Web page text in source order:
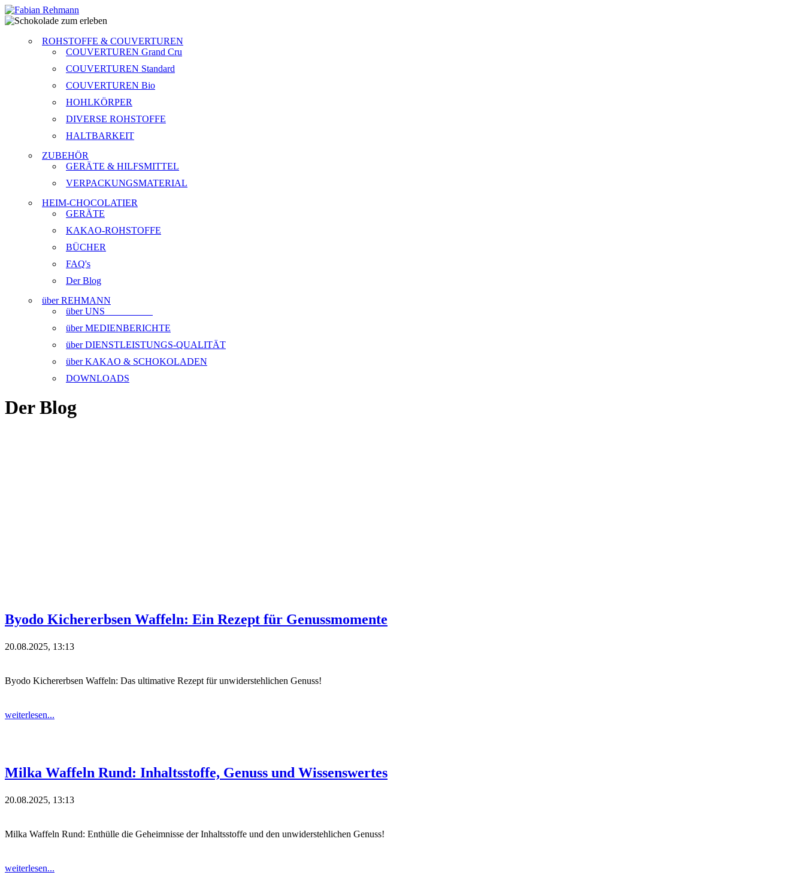
ROHSTOFFE & COUVERTUREN
COUVERTUREN Grand Cru
COUVERTUREN Standard
COUVERTUREN Bio
HOHLKÖRPER
DIVERSE ROHSTOFFE
HALTBARKEIT
ZUBEHÖR
GERÄTE & HILFSMITTEL
VERPACKUNGSMATERIAL
HEIM-CHOCOLATIER
GERÄTE
KAKAO-ROHSTOFFE
BÜCHER
FAQ's
Der Blog
über REHMANN
über UNS
über MEDIENBERICHTE
über DIENSTLEISTUNGS-QUALITÄT
über KAKAO & SCHOKOLADEN
DOWNLOADS
Der Blog
Byodo Kichererbsen Waffeln: Ein Rezept für Genussmomente
20.08.2025, 13:13
Byodo Kichererbsen Waffeln: Das ultimative Rezept für unwiderstehlichen Genuss!
weiterlesen...
Milka Waffeln Rund: Inhaltsstoffe, Genuss und Wissenswertes
20.08.2025, 13:13
Milka Waffeln Rund: Enthülle die Geheimnisse der Inhaltsstoffe und den unwiderstehlichen Genuss!
weiterlesen...